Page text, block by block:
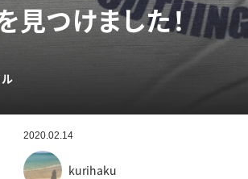
見つけました！
2020.02.14
kurihaku